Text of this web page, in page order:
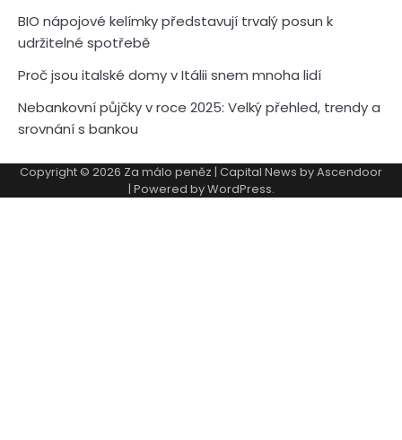
BIO nápojové kelímky představují trvalý posun k
udržitelné spotřebě
Proč jsou italské domy v Itálii snem mnoha lidí
Nebankovní půjčky v roce 2025: Velký přehled, trendy a
srovnání s bankou
Copyright © 2026 Za málo peněz | Capital News byAscendoor
| Powered byWordPress.